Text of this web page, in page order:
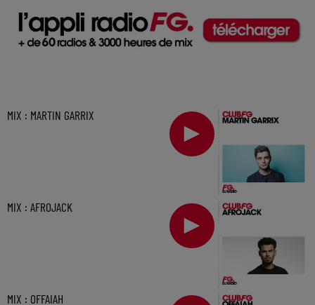
MIX : MARTIN GARRIX
MIX : AFROJACK
MIX : OFFAIAH